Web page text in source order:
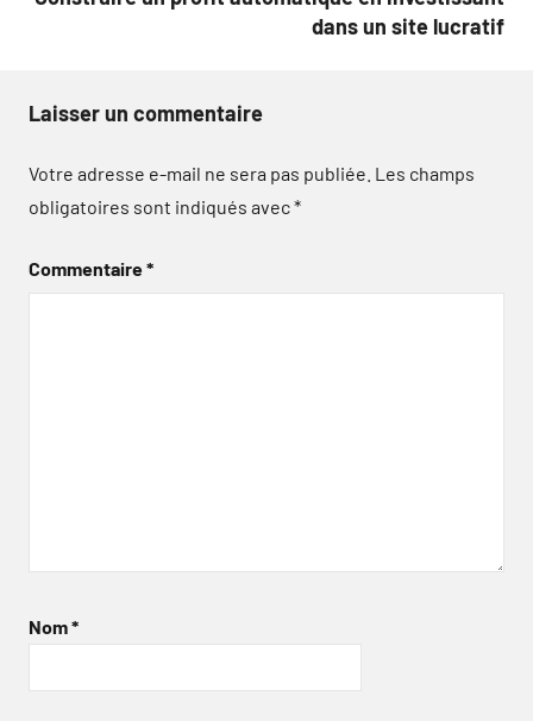
dans un site lucratif
Laisser un commentaire
Votre adresse e-mail ne sera pas publiée. Les champs
obligatoires sont indiqués avec*
Commentaire*
Nom*